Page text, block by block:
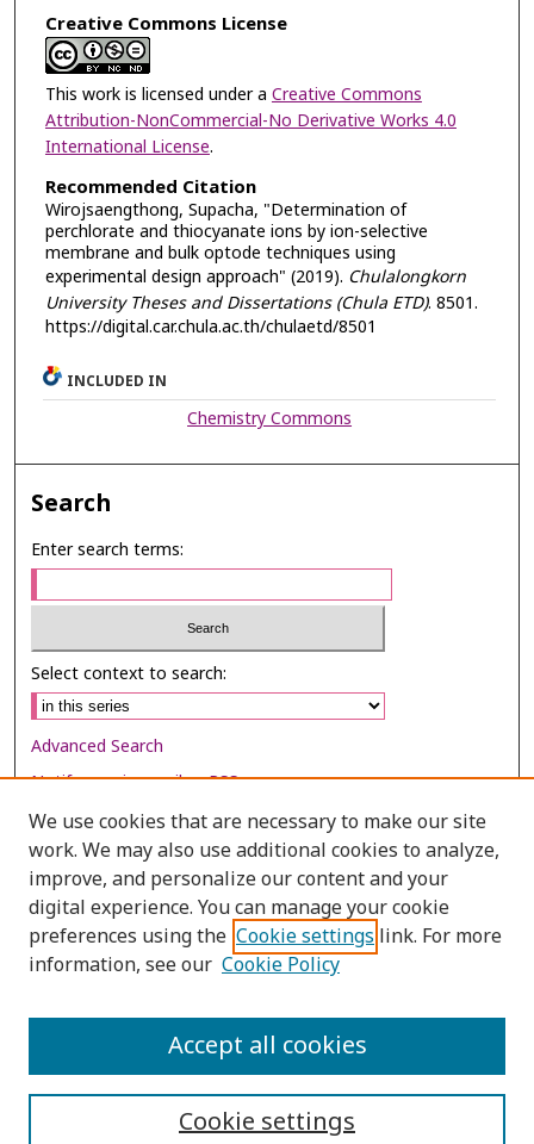
Creative Commons License
This work is licensed under a Creative Commons
Attribution-NonCommercial-No Derivative Works 4.0
International License.
Recommended Citation
Wirojsaengthong, Supacha, "Determination of
perchlorate and thiocyanate ions by ion-selective
membrane and bulk optode techniques using
experimental design approach" (2019). Chulalongkorn
University Theses and Dissertations (Chula ETD). 8501.
https://digital.car.chula.ac.th/chulaetd/8501
INCLUDED IN
Chemistry Commons
Search
Enter search terms:
Select context to search:
Advanced Search
Notify me via email orRSS
Browse
Collections
Disciplines
Authors
We use cookies that are necessary to make our site
work. We may also use additional cookies to analyze,
improve, and personalize our content and your
digital experience. You can manage your cookie
preferences using the Cookie settings link. For more
information, see our Cookie Policy
Cookie settings
Accept all cookies